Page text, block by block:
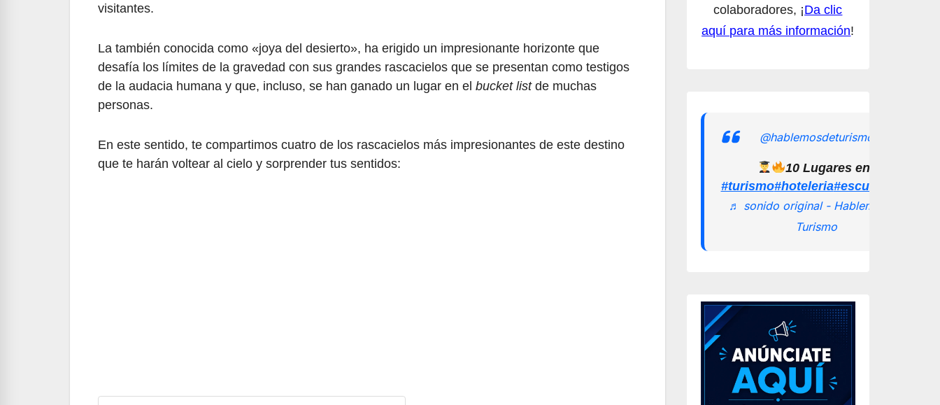
visitantes.
La también conocida como «joya del desierto», ha erigido un impresionante horizonte que
desafía los límites de la gravedad con sus grandes rascacielos que se presentan como testigos
de la audacia humana y que, incluso, se han ganado un lugar en el bucket listde muchas
personas.
En este sentido, te compartimos cuatro de los rascacielos más impresionantes de este destino
que te harán voltear al cielo y sorprender tus sentidos:
colaboradores, ¡Da clic
aquí para más información!
@hablemosdeturismomx
10 Lugares en los que
#turismo#hoteleria
♬ sonido original - Hablemos de
Turismo